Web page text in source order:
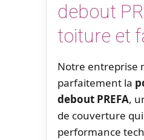
debout
toiture et
Notre entreprise
parfaitement la
debout PREFA,
de couverture
performance